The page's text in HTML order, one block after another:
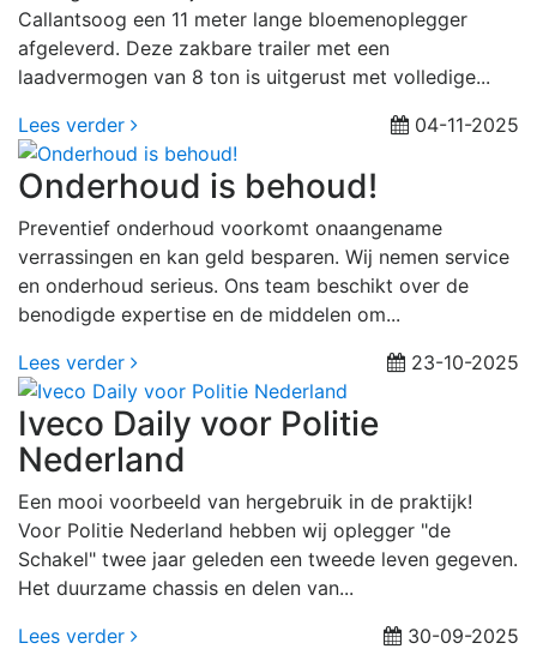
Callantsoog een 11 meter lange bloemenoplegger
afgeleverd. Deze zakbare trailer met een
laadvermogen van 8 ton is uitgerust met volledige...
Lees verder
04-11-2025
Onderhoud is behoud!
Preventief onderhoud voorkomt onaangename
verrassingen en kan geld besparen. Wij nemen service
en onderhoud serieus. Ons team beschikt over de
benodigde expertise en de middelen om...
Lees verder
23-10-2025
Iveco Daily voor Politie
Nederland
Een mooi voorbeeld van hergebruik in de praktijk!
Voor Politie Nederland hebben wij oplegger "de
Schakel" twee jaar geleden een tweede leven gegeven.
Het duurzame chassis en delen van...
Lees verder
30-09-2025